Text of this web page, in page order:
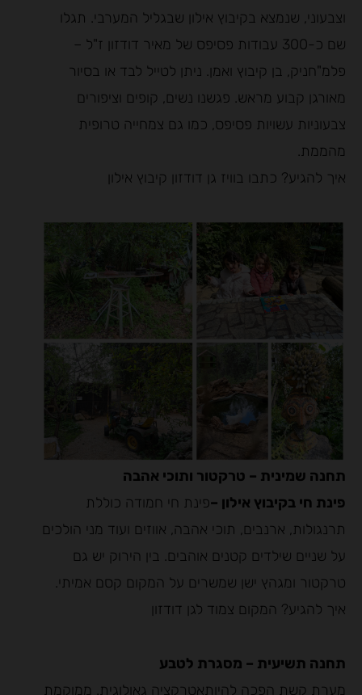
וצבעוני, שנמצא בקיבוץ אילון שבגליל המערבי. תגלו
שם כ-300 עבודות פסיפס של מאיר דודזון ז"ל –
פלמ"חניק, בן קיבוץ ואמן. ניתן לטייל לבד או בסיור
מאורגן קבוע מראש. פגשנו נשים, קופים וציפורים
צבעוניות עשויות פסיפס, כמו גם צמחייה טרופית
מהממת.
איך להגיע? כתבו בוויז גן דודזון קיבוץ אילון
תחנה שמינית – טרקטור ותוכי אהבה
פינת חי בקיבוץ אילון –פינת חי חמודה כוללת
תרנגולות, ארנבים, תוכי אהבה, אווזים ועוד מני הולכים
על שניים שילדים קטנים אוהבים. בין הירוק יש גם
טרקטור ומגהץ ישן שמשרים על המקום קסם אמיתי.
איך להגיע? המקום צמוד לגן דודזון
תחנה תשיעית – מסגרת לטבע
מערת קשת הפכה להיותאטרקציה גאולוגית. ממוקמת